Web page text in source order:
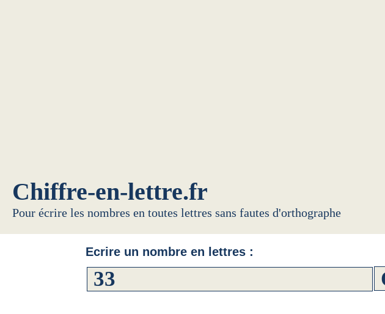
Chiffre-en-lettre.fr
Pour écrire les nombres en toutes lettres sans fautes d'orthographe
Ecrire un nombre en lettres :